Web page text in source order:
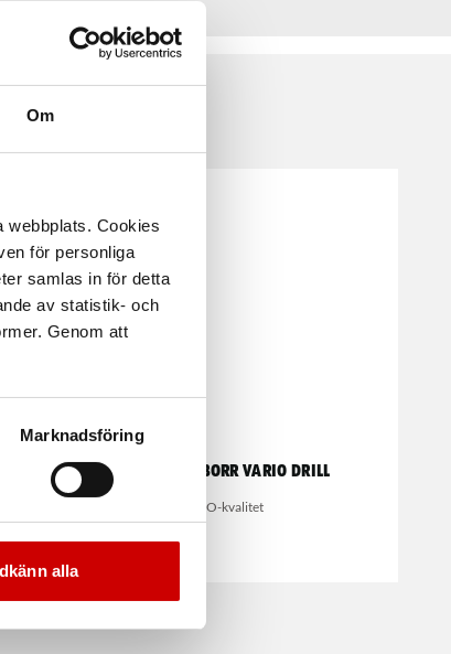
Om
webbplats. Cookies
för personliga
samlas in för detta
av statistik- och
Genom att
Marknadsföring
alla
Punktsvetsborr Vario Drill
HSCO-kvalitet